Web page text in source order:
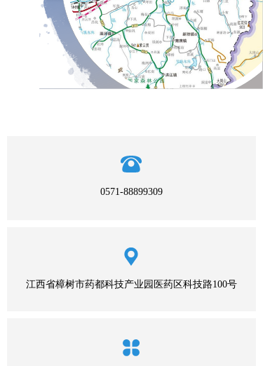
0571-88899309
江西省樟树市药都科技产业园医药区科技路100号